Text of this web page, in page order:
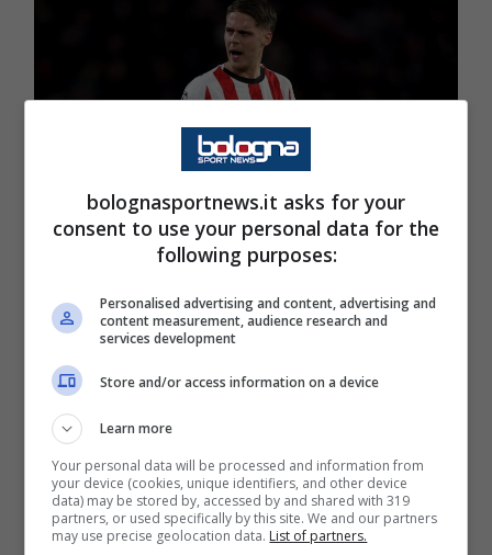
CALCIOMERCATO
Veerman: la situazione
bolognasportnews.it asks for your
consent to use your personal data for the
following purposes:
Personalised advertising and content, advertising and
content measurement, audience research and
services development
Store and/or access information on a device
Learn more
Your personal data will be processed and information from
your device (cookies, unique identifiers, and other device
data) may be stored by, accessed by and shared with 319
partners, or used specifically by this site. We and our partners
may use precise geolocation data. List of partners.